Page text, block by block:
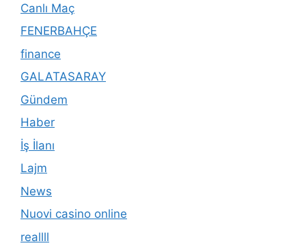
Canlı Maç
FENERBAHÇE
finance
GALATASARAY
Gündem
Haber
İş İlanı
Lajm
News
Nuovi casino online
reallll